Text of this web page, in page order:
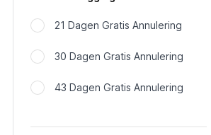
21 Dagen Gratis Annulering
30 Dagen Gratis Annulering
43 Dagen Gratis Annulering